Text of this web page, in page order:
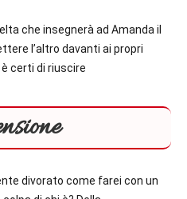
che insegnerà ad Amanda il
l’altro davanti ai propri
certi di riuscire
divorato come farei con un